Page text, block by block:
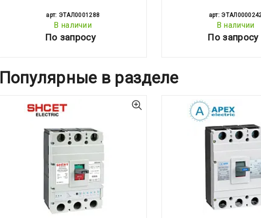
арт: ЭТАЛ0001288
В наличии
По запросу
арт:
В наличии
По запросу
Популярные в разделе